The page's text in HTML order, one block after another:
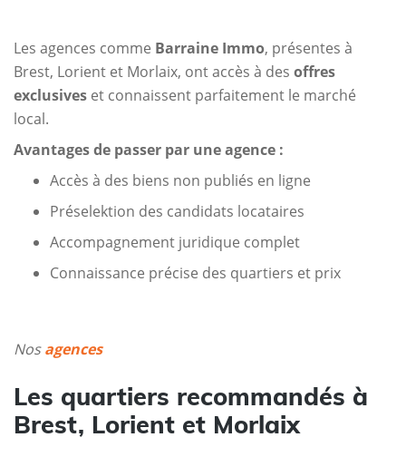
Les agences comme Barraine Immo, présentes à
Brest, Lorient et Morlaix, ont accès à des offres
exclusives et connaissent parfaitement le marché
local.
Avantages de passer par une agence :
Accès à des biens non publiés en ligne
Préselektion des candidats locataires
Accompagnement juridique complet
Connaissance précise des quartiers et prix
Nosagences
Les quartiers recommandés à
Brest, Lorient et Morlaix